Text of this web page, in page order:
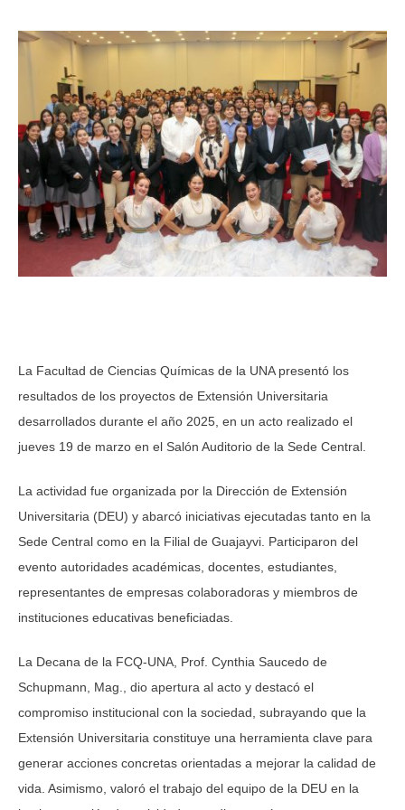
La Facultad de Ciencias Químicas de la UNA presentó los
resultados de los proyectos de Extensión Universitaria
desarrollados durante el año 2025, en un acto realizado el
jueves 19 de marzo en el Salón Auditorio de la Sede Central.
La actividad fue organizada por la Dirección de Extensión
Universitaria (DEU) y abarcó iniciativas ejecutadas tanto en la
Sede Central como en la Filial de Guajayvi. Participaron del
evento autoridades académicas, docentes, estudiantes,
representantes de empresas colaboradoras y miembros de
instituciones educativas beneficiadas.
La Decana de la FCQ-UNA, Prof. Cynthia Saucedo de
Schupmann, Mag., dio apertura al acto y destacó el
compromiso institucional con la sociedad, subrayando que la
Extensión Universitaria constituye una herramienta clave para
generar acciones concretas orientadas a mejorar la calidad de
vida. Asimismo, valoró el trabajo del equipo de la DEU en la